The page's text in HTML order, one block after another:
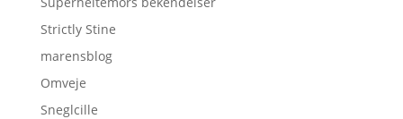
Strictly Stine
marensblog
Omveje
Sneglcille